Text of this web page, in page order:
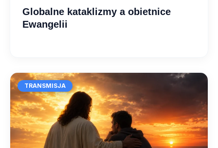
Globalne kataklizmy a obietnice
Ewangelii
TRANSMISJA